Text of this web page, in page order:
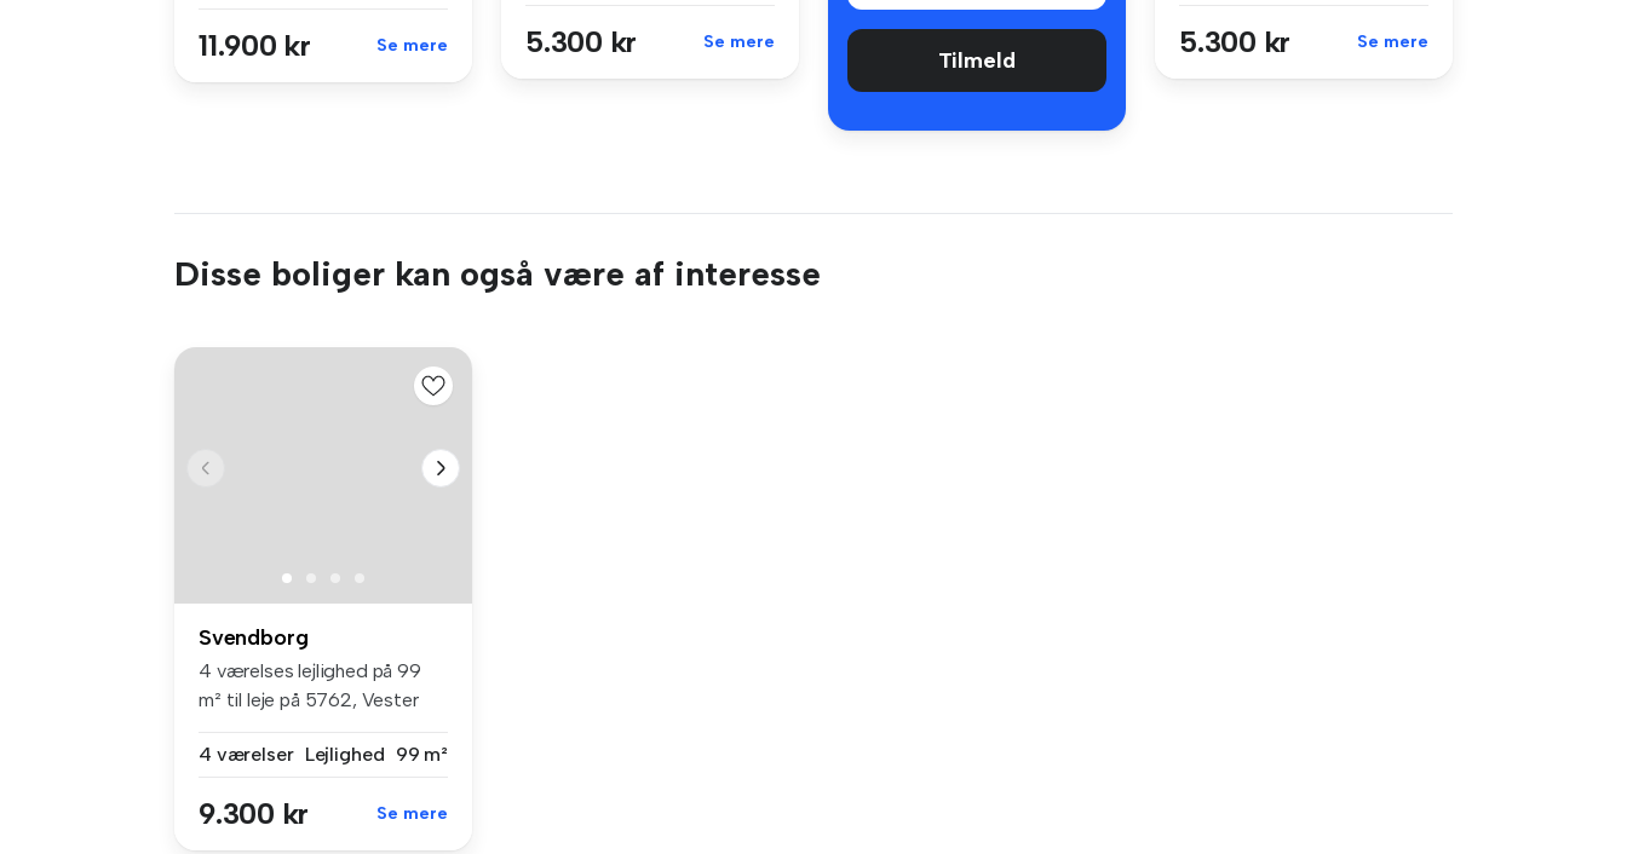
11.900 kr Se mere 5.300 kr Se mere
Tilmeld
5.300 kr Se mere
Disse boliger kan også være af interesse
Svendborg
4 værelses lejlighed på 99
m² til leje på 5762, Vester
4 værelser Lejlighed 99 m²
9.300 kr Se mere